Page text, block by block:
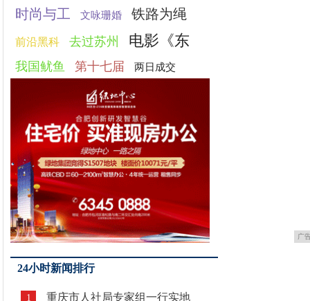
时尚与工 文咏珊婚 铁路为绳
前沿黑科 去过苏州 电影《东
我国鱿鱼 第十七届 两日成交
广
24小时新闻排行
1 重庆市人社局专家组一行实地